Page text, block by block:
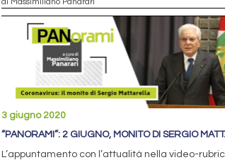
3 giugno 2020
“PANORAMI”: 2 GIUGNO, MONITO DI SERGIO
L’appuntamento con l’attualità nella video-